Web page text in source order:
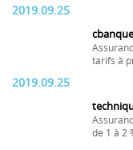
2019.09.25
tarifs à
2019.09.25
de 1 à 2